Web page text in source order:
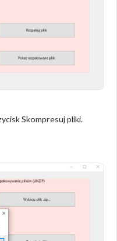
Skompresuj pliki.